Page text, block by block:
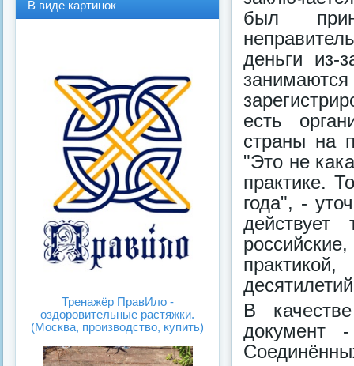
был
деньги из-
есть
страны на
"Это не
практике.
года", -
В
документ
В виде картинок
Тренажёр ПравИло -
оздоровительные растяжки.
(Москва, производство, купить)